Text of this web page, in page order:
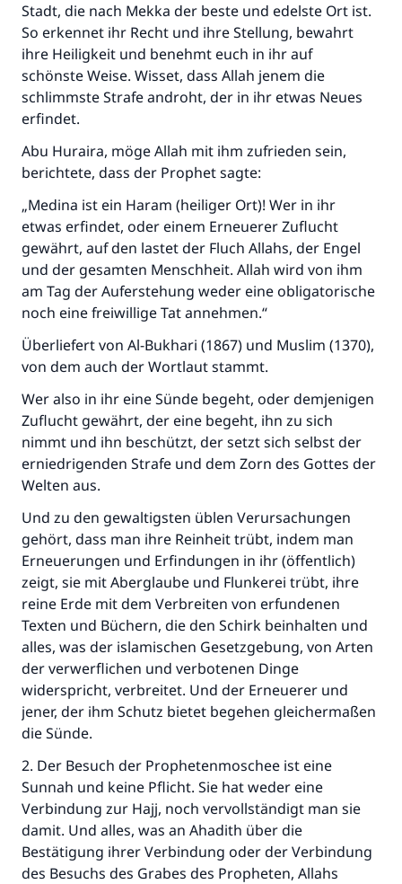
Stadt, die nach Mekka der beste und edelste Ort ist.
So erkennet ihr Recht und ihre Stellung, bewahrt
ihre Heiligkeit und benehmt euch in ihr auf
schönste Weise. Wisset, dass Allah jenem die
schlimmste Strafe androht, der in ihr etwas Neues
erfindet.
Abu Huraira, möge Allah mit ihm zufrieden sein,
berichtete, dass der Prophet sagte:
„Medina ist ein Haram (heiliger Ort)! Wer in ihr
etwas erfindet, oder einem Erneuerer Zuflucht
gewährt, auf den lastet der Fluch Allahs, der Engel
und der gesamten Menschheit. Allah wird von ihm
am Tag der Auferstehung weder eine obligatorische
noch eine freiwillige Tat annehmen.“
Überliefert von Al-Bukhari (1867) und Muslim (1370),
von dem auch der Wortlaut stammt.
Wer also in ihr eine Sünde begeht, oder demjenigen
Zuflucht gewährt, der eine begeht, ihn zu sich
nimmt und ihn beschützt, der setzt sich selbst der
erniedrigenden Strafe und dem Zorn des Gottes der
Welten aus.
Und zu den gewaltigsten üblen Verursachungen
gehört, dass man ihre Reinheit trübt, indem man
Erneuerungen und Erfindungen in ihr (öffentlich)
zeigt, sie mit Aberglaube und Flunkerei trübt, ihre
reine Erde mit dem Verbreiten von erfundenen
Texten und Büchern, die den Schirk beinhalten und
alles, was der islamischen Gesetzgebung, von Arten
der verwerflichen und verbotenen Dinge
widerspricht, verbreitet. Und der Erneuerer und
jener, der ihm Schutz bietet begehen gleichermaßen
die Sünde.
2. Der Besuch der Prophetenmoschee ist eine
Sunnah und keine Pflicht. Sie hat weder eine
Verbindung zur Hajj, noch vervollständigt man sie
damit. Und alles, was an Ahadith über die
Bestätigung ihrer Verbindung oder der Verbindung
des Besuchs des Grabes des Propheten, Allahs